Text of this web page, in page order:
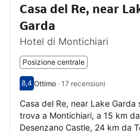
Casa del Re, near
Garda
Hotel di Montichiari
Posizione centrale
Valutazione degli ospiti su
8,4
Ottimo - Opinione degli ospiti
Ottimo · 17 recensioni
Casa del Re, near Lake Garda
trova a Montichiari, a 15 km da
Desenzano Castle, 24 km da